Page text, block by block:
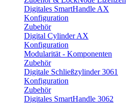
Digitales SmartHandle AX
Konfiguration
Zubehör
Digital Cylinder AX
Konfiguration
Modularität - Komponenten
Zubehör
Digitale Schließzylinder 3061
Konfiguration
Zubehör
Digitales SmartHandle 3062